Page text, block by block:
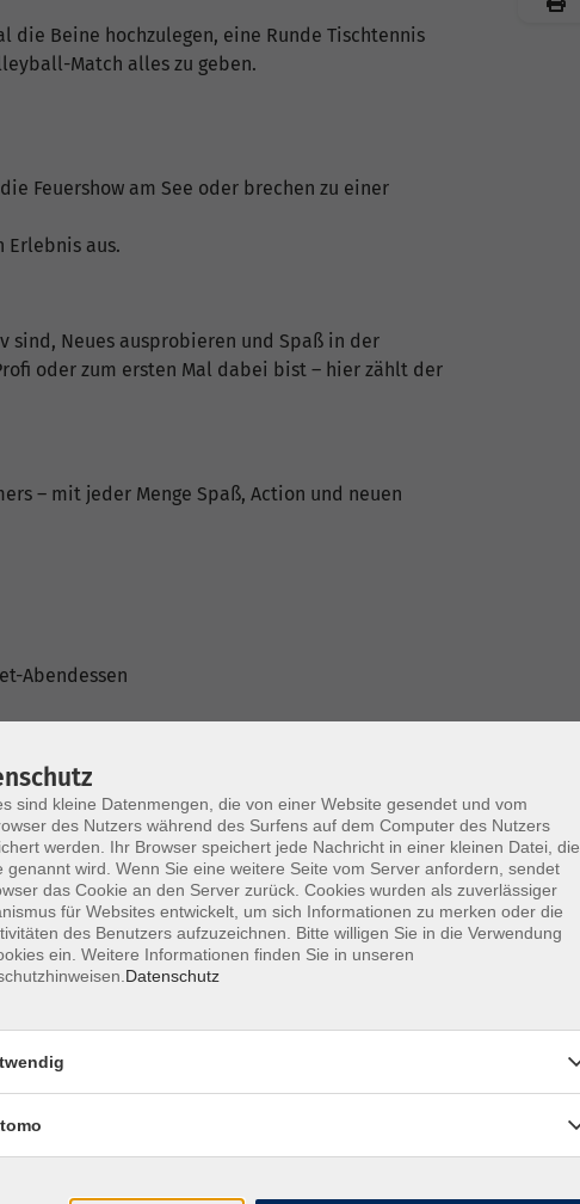
Beine hochzulegen, eine Runde Tischtennis
Match alles zu geben.
Feuershow am See oder brechen zu einer
Erlebnis aus.
sind, Neues ausprobieren und Spaß in der
oder zum ersten Mal dabei bist – hier zählt der
– mit jeder Menge Spaß, Action und neuen
Abendessen
Wasserskifahren
und Gruppenspiele, Lagerfeuer und
Schlafsack, Isomatte und Schlafzelt ausgeliehen
der Info-Mail vor Campbeginn.
Übernachtungen
sind kleine Datenmengen, die von einer Website gesendet und vom
des Nutzers während des Surfens auf dem Computer des Nutzers
werden. Ihr Browser speichert jede Nachricht in einer kleinen Datei, die
genannt wird. Wenn Sie eine weitere Seite vom Server anfordern, sendet
das Cookie an den Server zurück. Cookies wurden als zuverlässiger
für Websites entwickelt, um sich Informationen zu merken oder die
des Benutzers aufzuzeichnen. Bitte willigen Sie in die Verwendung
ein. Weitere Informationen finden Sie in unseren
Datenschutz